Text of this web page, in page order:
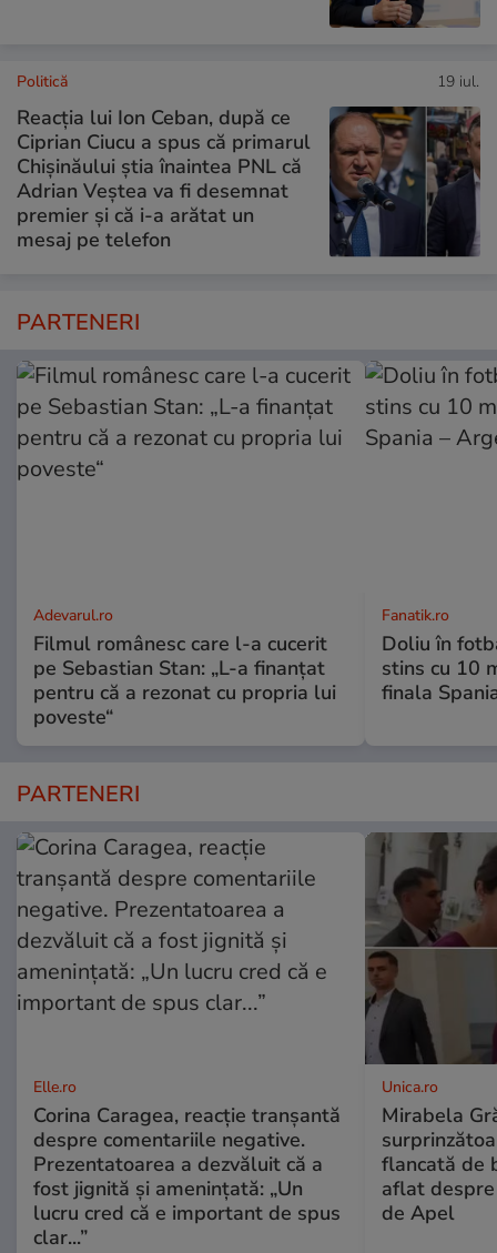
Politică 19 iul.
Reacția lui Ion Ceban, după ce
Ciprian Ciucu a spus că primarul
Chișinăului știa înaintea PNL că
Adrian Veștea va fi desemnat
premier și că i-a arătat un
mesaj pe telefon
PARTENERI
Adevarul.ro
Filmul românesc care l-a cucerit
pe Sebastian Stan: „L-a finanțat
pentru că a rezonat cu propria lui
poveste“
Fanatik.ro
Doliu în
stins cu 10
finala
PARTENERI
Elle.ro
Corina Caragea, reacție tranșantă
despre comentariile negative.
Prezentatoarea a dezvăluit că a
fost jignită și amenințată: „Un
lucru cred că e important de spus
clar...”
Unica.ro
Mirabela
flancată de
aflat
de Apel